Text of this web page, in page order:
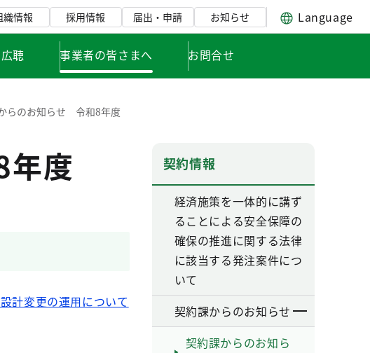
織情報 採用情報 届出・申請 お知らせ Language
聴 事業者の皆さまへ お問合せ
らのお知らせ 令和8年度
度
計変更の運用について
契約情報
経済施策を一体的に講ず
ることによる安全保障の
確保の推進に関する法律
に該当する発注案件につ
いて
契約課からのお知らせ
契約課からのお知ら